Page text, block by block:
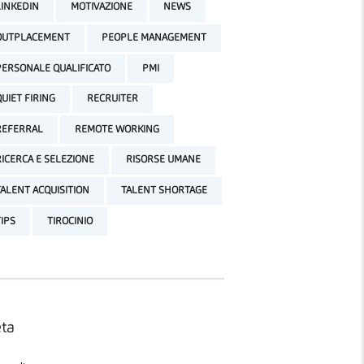
MOTIVAZIONE NEWS
PEOPLE MANAGEMENT
QUALIFICATO PMI
FIRING RECRUITER
REMOTE WORKING
E SELEZIONE RISORSE UMANE
ACQUISITION TALENT SHORTAGE
TIROCINIO